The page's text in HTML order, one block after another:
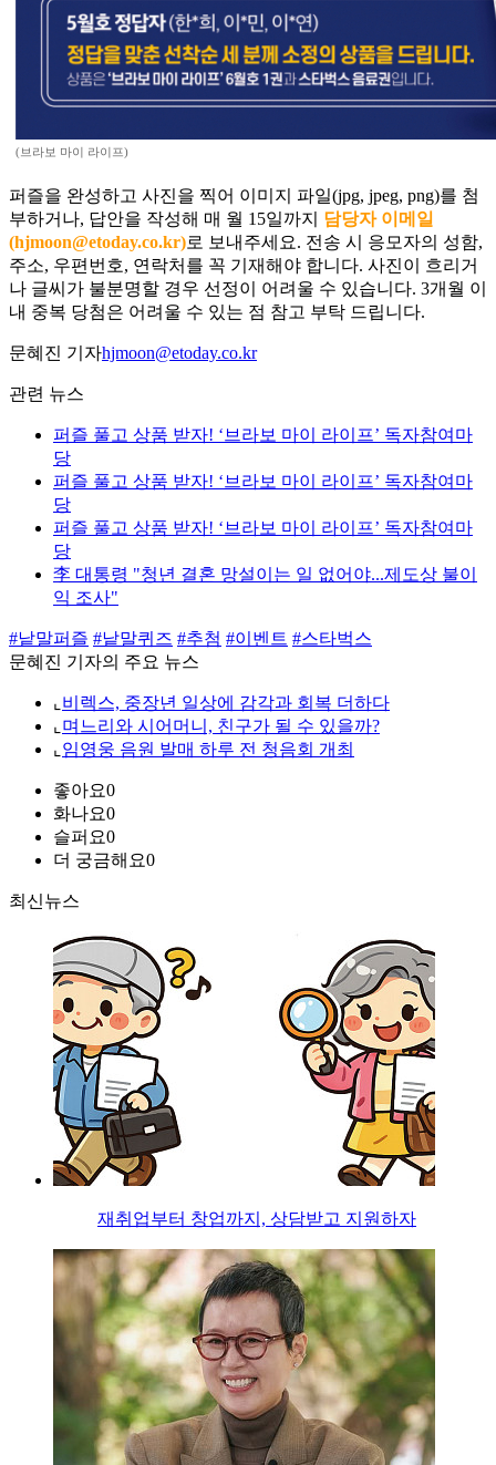
(브라보 마이 라이프)
퍼즐을 완성하고 사진을 찍어 이미지 파일(jpg, jpeg, png)를 첨
부하거나, 답안을 작성해 매 월 15일까지 담당자 이메일
(hjmoon@etoday.co.kr)로 보내주세요. 전송 시 응모자의 성함,
주소, 우편번호, 연락처를 꼭 기재해야 합니다. 사진이 흐리거
나 글씨가 불분명할 경우 선정이 어려울 수 있습니다. 3개월 이
내 중복 당첨은 어려울 수 있는 점 참고 부탁 드립니다.
문혜진 기자hjmoon@etoday.co.kr
관련 뉴스
퍼즐 풀고 상품 받자! ‘브라보 마이 라이프’ 독자참여마
당
퍼즐 풀고 상품 받자! ‘브라보 마이 라이프’ 독자참여마
당
퍼즐 풀고 상품 받자! ‘브라보 마이 라이프’ 독자참여마
당
李 대통령 "청년 결혼 망설이는 일 없어야...제도상 불이
익 조사"
#낱말퍼즐 #낱말퀴즈 #추첨 #이벤트 #스타벅스
문혜진 기자의 주요 뉴스
⌞ 비렉스, 중장년 일상에 감각과 회복 더하다
⌞ 며느리와 시어머니, 친구가 될 수 있을까?
⌞ 임영웅 음원 발매 하루 전 청음회 개최
좋아요0
화나요0
슬퍼요0
더 궁금해요0
최신뉴스
재취업부터 창업까지, 상담받고 지원하자